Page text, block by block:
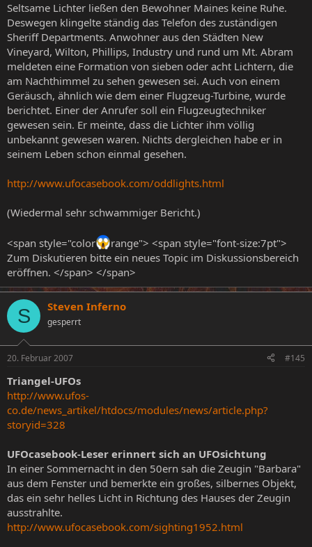
Seltsame Lichter ließen den Bewohner Maines keine Ruhe.
Deswegen klingelte ständig das Telefon des zuständigen
Sheriff Departments. Anwohner aus den Städten New
Vineyard, Wilton, Phillips, Industry und rund um Mt. Abram
meldeten eine Formation von sieben oder acht Lichtern, die
am Nachthimmel zu sehen gewesen sei. Auch von einem
Geräusch, ähnlich wie dem einer Flugzeug-Turbine, wurde
berichtet. Einer der Anrufer soll ein Flugzeugtechniker
gewesen sein. Er meinte, dass die Lichter ihm völlig
unbekannt gewesen waren. Nichts dergleichen habe er in
seinem Leben schon einmal gesehen.
http://www.ufocasebook.com/oddlights.html
(Wiedermal sehr schwammiger Bericht.)
<span style="color
range"> <span style="font-size:7pt">
Zum Diskutieren bitte ein neues Topic im Diskussionsbereich
eröffnen. </span> </span>
S Steven Inferno
gesperrt
20. Februar 2007 #145
Triangel-UFOs
http://www.ufos-
co.de/news_artikel/htdocs/modules/news/article.php?
storyid=328
UFOcasebook-Leser erinnert sich an UFOsichtung
In einer Sommernacht in den 50ern sah die Zeugin "Barbara"
aus dem Fenster und bemerkte ein großes, silbernes Objekt,
das ein sehr helles Licht in Richtung des Hauses der Zeugin
ausstrahlte.
http://www.ufocasebook.com/sighting1952.html